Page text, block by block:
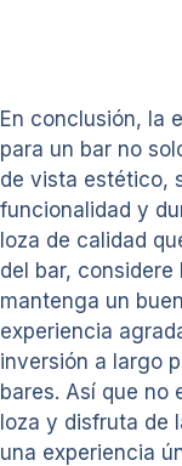
En conclusión, la
para un bar no
de vista estético,
funcionalidad y
loza de calidad
del bar,
mantenga un
experiencia
inversión a largo
bares. Así que no
loza y disfruta de
una experiencia